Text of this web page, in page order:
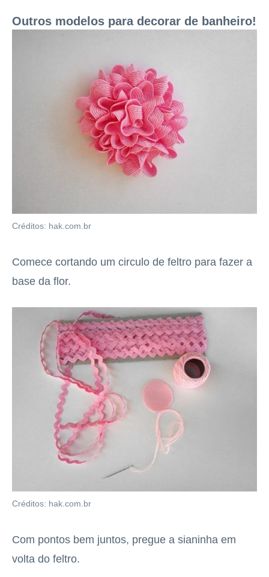
Outros modelos para decorar de banheiro!
Créditos: hak.com.br
Comece cortando um circulo de feltro para fazer a
base da flor.
Créditos: hak.com.br
Com pontos bem juntos, pregue a sianinha em
volta do feltro.